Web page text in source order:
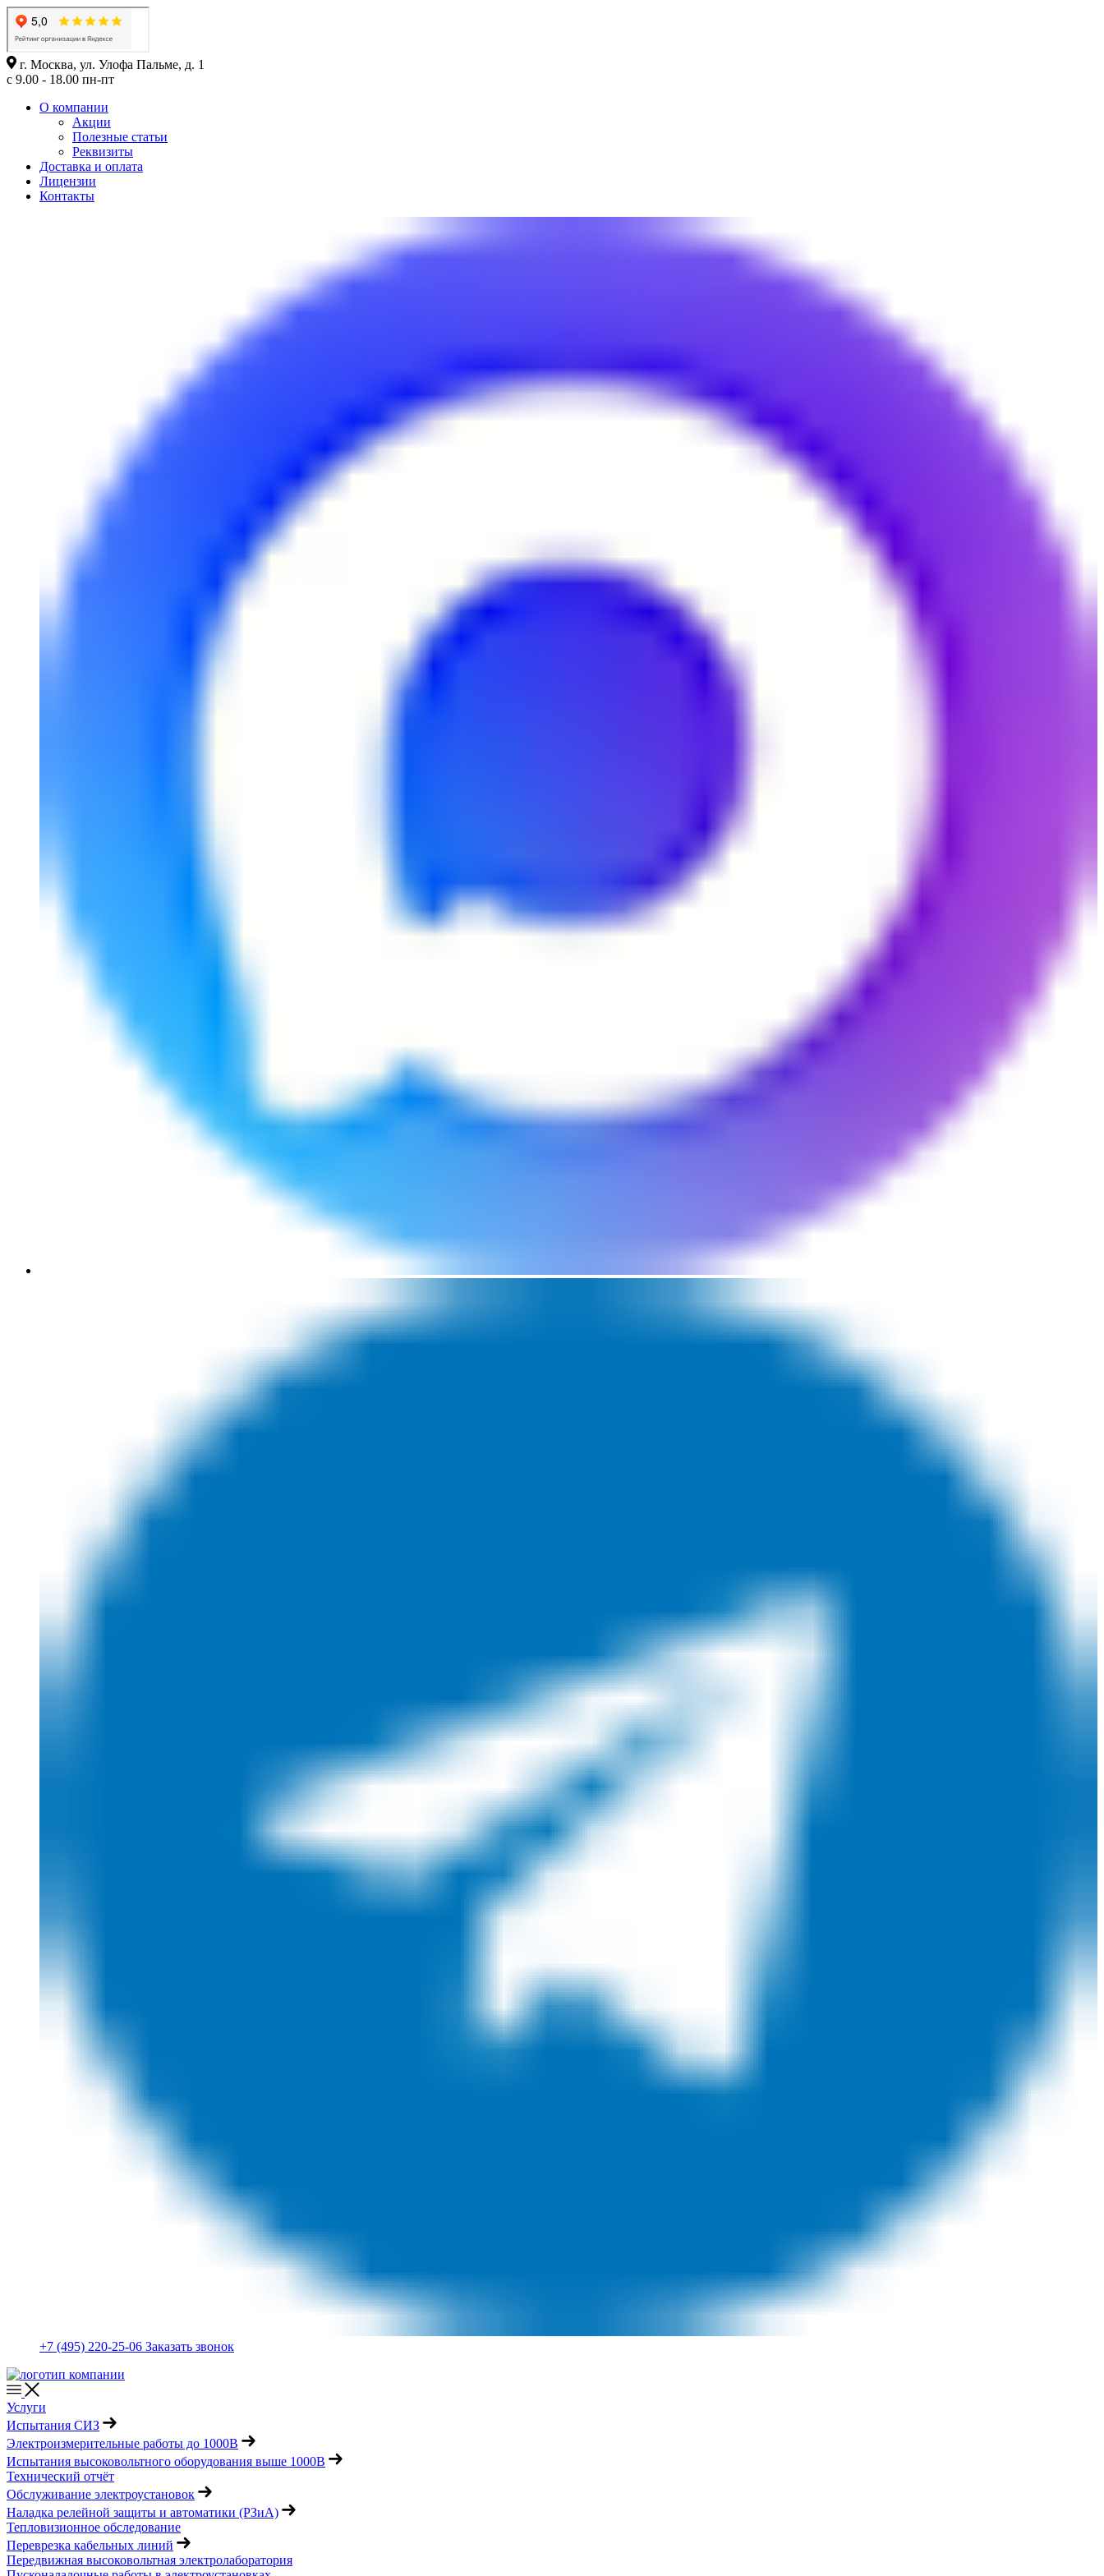
г. Москва, ул. Улофа Пальме, д. 1
с 9.00 - 18.00 пн-пт
О компании
Акции
Полезные статьи
Реквизиты
Доставка и оплата
Лицензии
Контакты
+7 (495) 220-25-06 Заказать звонок
Услуги
Испытания СИЗ
Электроизмерительные работы до 1000В
Испытания высоковольтного оборудования выше 1000В
Технический отчёт
Обслуживание электроустановок
Наладка релейной защиты и автоматики (РЗиА)
Тепловизионное обследование
Переврезка кабельных линий
Передвижная высоковольтная электролаборатория